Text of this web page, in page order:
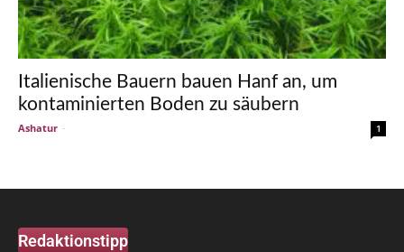
Italienische Bauern bauen Hanf an, um
kontaminierten Boden zu säubern
Ashatur - 1
Redaktionstipp